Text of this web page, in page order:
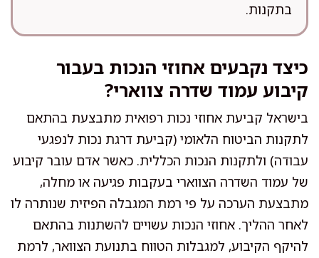
בתקנות.
כיצד נקבעים אחוזי הנכות בעבור
קיבוע עמוד שדרה צווארי?
בישראל קביעת אחוזי נכות רפואית מתבצעת בהתאם
לתקנות הביטוח הלאומי (קביעת דרגת נכות לנפגעי
עבודה) ולתקנות הנכות הכללית. כאשר אדם עובר קיבוע
של עמוד השדרה הצווארי בעקבות פגיעה או מחלה,
מתבצעת הערכה על פי רמת המגבלה הפיזית שנותרה לו
לאחר ההליך. אחוזי הנכות עשויים להשתנות בהתאם
להיקף הקיבוע, למגבלות הטווח בתנועת הצוואר, לרמת